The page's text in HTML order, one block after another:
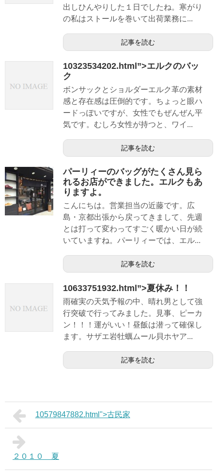
出しひんやりした１日でしたね。寒がり
の私はストールを巻いて出荷業務に...
記事を読む
10323534202.html”>エルクのバッ
ク
ボンサックとショルダーエルク革の素材
感と存在感は圧倒的です。ちょっと眼ハ
ードっぽいですが、女性でもぜんぜん平
気です。むしろ女性が持つと、ワイ...
記事を読む
パーリィーのバッグがたくさん見ら
れるお店ができました。エルクもあ
りますよ。
こんにちは。営業担当の近藤です。広
島・京都出張から戻ってきまして、先週
とは打って変わってすごく暖かい日が続
いていますね。パーリィーでは、エル...
記事を読む
10633751932.html”>夏休み！！
雨確実の天気予報の中、晴れ男として強
行突破で行ってみました。見事、ピーカ
ン！！！運がいい！昼飯は潜って確保し
ます。サザエ岩牡蠣ムール貝ホヤア...
記事を読む
10579847882.html">古民家
２０１０ 夏